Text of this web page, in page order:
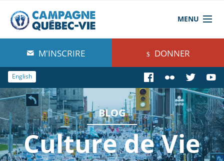
MENU
À propos de nous
Blog
Comprendre
Agir
Boutique
M'INSCRIRE DONNER
English
BLOG
Culture de Vie